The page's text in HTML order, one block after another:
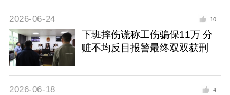
2026-06-24 10
下班摔伤谎称工伤骗保11万 分
赃不均反目报警最终双双获刑
2026-06-18 4